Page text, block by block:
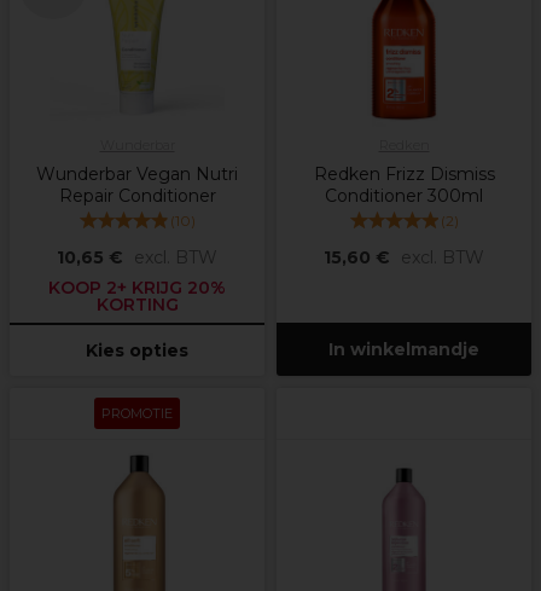
Wunderbar Vegan Nutri
Repair Conditioner
(10)
10,65 €
excl. BTW
KOOP 2+ KRIJG 20%
KORTING
Kies opties
Redken Frizz Dismiss
Conditioner 300ml
(2)
15,60 € excl. BTW
In winkelmandje
PROMOTIE